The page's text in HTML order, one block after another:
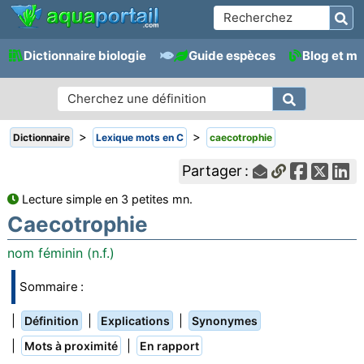
Dictionnaire biologie Guide espèces Blog et
Dictionnaire > Lexique mots en C > caecotrophie
Partager :
Lecture simple en 3 petites mn.
Caecotrophie
nom féminin (n.f.)
Sommaire :
Définition Explications Synonymes
Mots à proximité En rapport